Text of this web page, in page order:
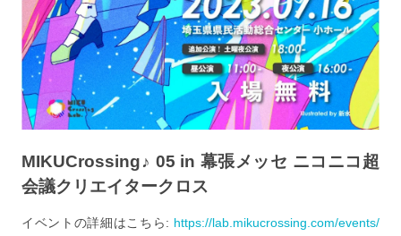
MIKUCrossing♪ 05 in 幕張メッセ ニコニコ超
会議クリエイタークロス
イベントの詳細はこちら: https://lab.mikucrossing.com/events/